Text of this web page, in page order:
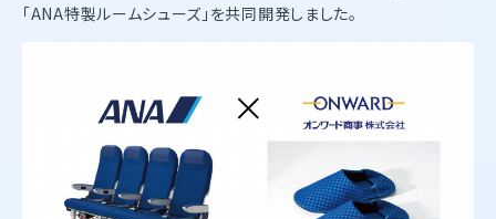
「ANA特製ルームシューズ」を共同開発しました。